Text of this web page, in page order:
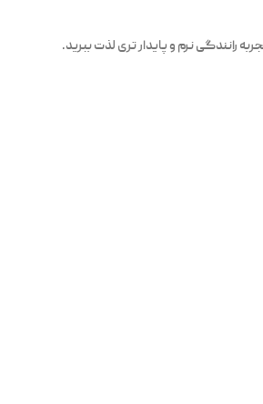
رانندگی نرم و پایدار تری لذت ببرید.